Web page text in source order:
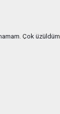
Çok üzüldüm.